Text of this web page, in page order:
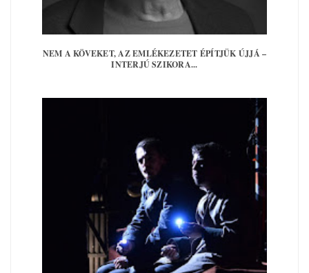
NEM A KÖVEKET, AZ EMLÉKEZETET ÉPÍTJÜK ÚJJÁ –
INTERJÚ SZIKORA...